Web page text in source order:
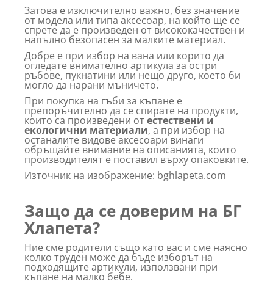
Затова е изключително важно, без значение
от модела или типа аксесоар, на който ще се
спрете да е произведен от висококачествен и
напълно безопасен за малките материал.
Добре е при избор на вана или корито да
огледате внимателно артикула за остри
ръбове, пукнатини или нещо друго, което би
могло да нарани мъничето.
При покупка на гъби за къпане е
препоръчително да се спирате на продукти,
които са произведени отестествени и
екологични материали, а при избор на
останалите видове аксесоари винаги
обръщайте внимание на описанията, които
производителят е поставил върху опаковките.
Източник на изображение: bghlapeta.com
Защо да се доверим на БГ
Хлапета?
Ние сме родители също като вас и сме наясно
колко труден може да бъде изборът на
подходящите артикули, използвани при
къпане на малко бебе.